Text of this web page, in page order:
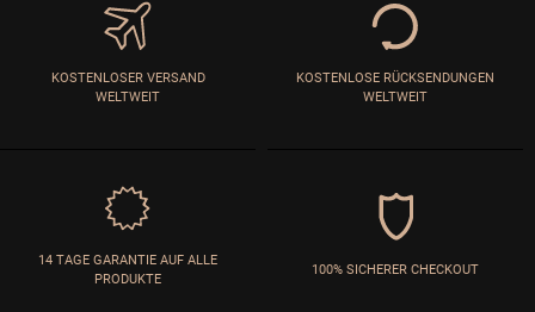
KOSTENLOSER VERSAND
WELTWEIT
KOSTENLOSE RÜCKSENDUNGEN
WELTWEIT
14 TAGE GARANTIE AUF ALLE
PRODUKTE
100% SICHERER CHECKOUT